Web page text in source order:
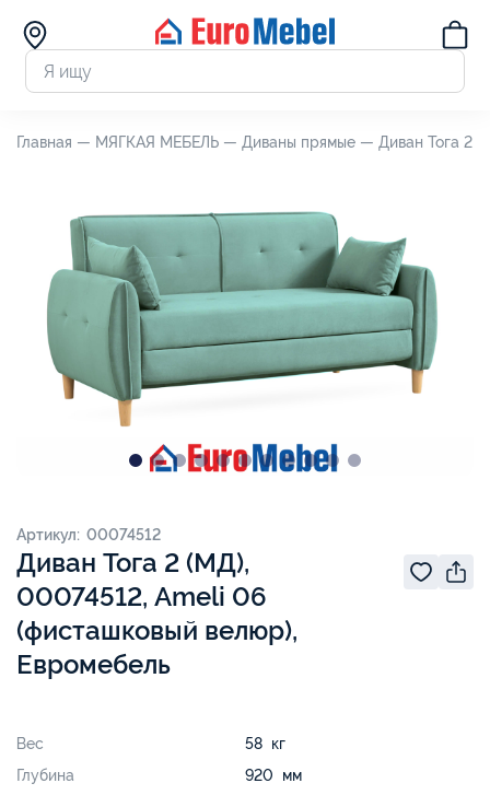
Главная — МЯГКАЯ МЕБЕЛЬ — Диваны прямые — Диван Тога 2
Диван Тога 2 (МД),
00074512, Ameli 06
(фисташковый велюр),
Евромебель
Артикул: 00074512
Вес
58 кг
Глубина
920 мм